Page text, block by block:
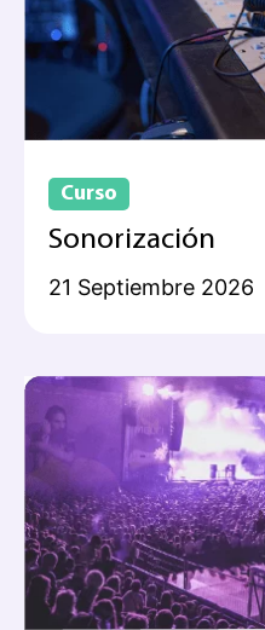
Curso
Sonorización
21 Septiembre 2026